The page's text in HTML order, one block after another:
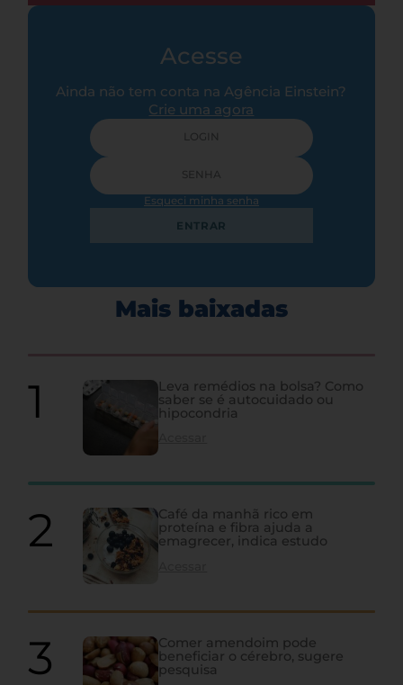
Acesse
Ainda não tem conta na Agência Einstein?
Crie uma agora
Esqueci minha senha
ENTRAR
Mais baixadas
Leva remédios na bolsa? Como
saber se é autocuidado ou
hipocondria
Café da manhã rico em
proteína e fibra ajuda a
emagrecer, indica estudo
Comer amendoim pode
beneficiar o cérebro, sugere
pesquisa